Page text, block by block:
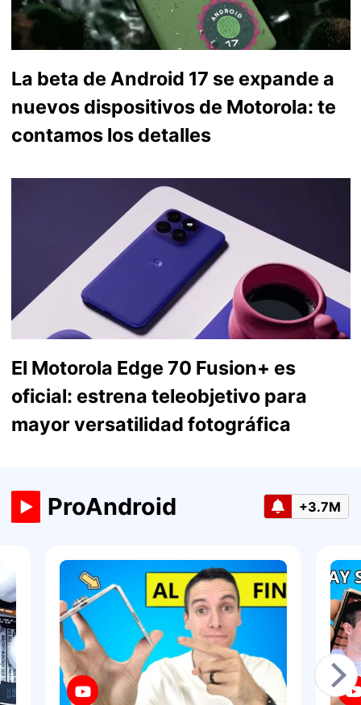
La beta de Android 17 se expande a
nuevos dispositivos de Motorola: te
contamos los detalles
El Motorola Edge 70 Fusion+ es
oficial: estrena teleobjetivo para
mayor versatilidad fotográfica
ProAndroid +3.7M